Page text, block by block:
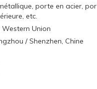
porte en acier, por
etc.
Western Union
/ Shenzhen, Chine